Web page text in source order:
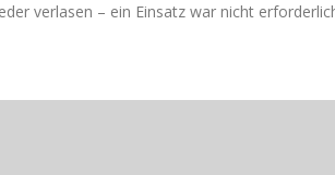
verlasen – ein Einsatz war nicht